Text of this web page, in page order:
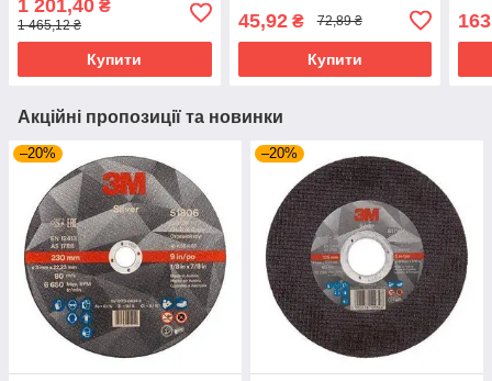
1 201,40 ₴
1 465,12 ₴
Купити
45,92₴ 72,89 ₴
Купити
Акційні пропозиції та новинки
–20% –20%